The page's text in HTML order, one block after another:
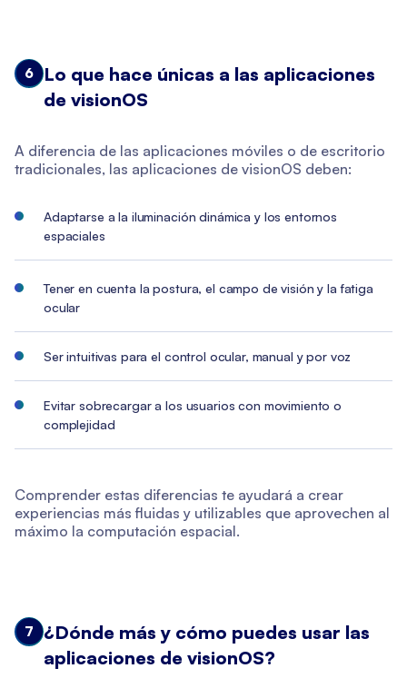
6
Lo que hace únicas a las aplicaciones
de visionOS
A diferencia de las aplicaciones móviles o de escritorio
tradicionales, las aplicaciones de visionOS deben:
Adaptarse a la iluminación dinámica y los entornos
espaciales
Tener en cuenta la postura, el campo de visión y la fatiga
ocular
Ser intuitivas para el control ocular, manual y por voz
Evitar sobrecargar a los usuarios con movimiento o
complejidad
Comprender estas diferencias te ayudará a crear
experiencias más fluidas y utilizables que aprovechen al
máximo la computación espacial.
7
¿Dónde más y cómo puedes usar las
aplicaciones de visionOS?